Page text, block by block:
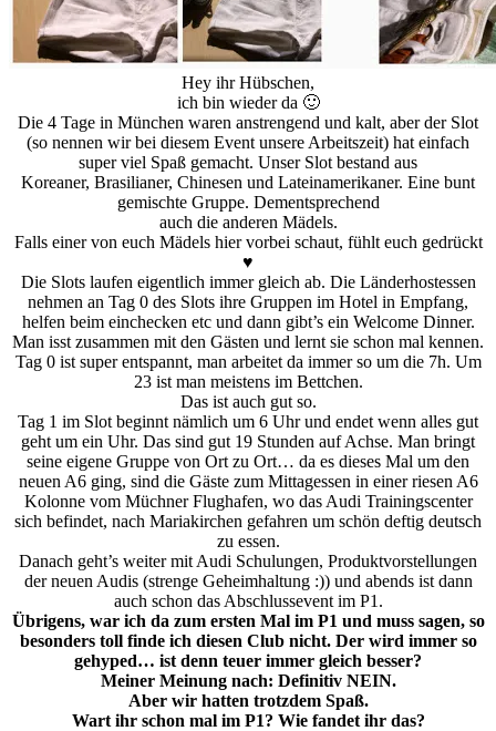
Hey ihr Hübschen,
ich bin wieder da 🙂
Die 4 Tage in München waren anstrengend und kalt, aber der Slot
(so nennen wir bei diesem Event unsere Arbeitszeit) hat einfach
super viel Spaß gemacht. Unser Slot bestand aus
Koreaner, Brasilianer, Chinesen und Lateinamerikaner. Eine bunt
gemischte Gruppe. Dementsprechend
auch die anderen Mädels.
Falls einer von euch Mädels hier vorbei schaut, fühlt euch gedrückt
♥
Die Slots laufen eigentlich immer gleich ab. Die Länderhostessen
nehmen an Tag 0 des Slots ihre Gruppen im Hotel in Empfang,
helfen beim einchecken etc und dann gibt’s ein Welcome Dinner.
Man isst zusammen mit den Gästen und lernt sie schon mal kennen.
Tag 0 ist super entspannt, man arbeitet da immer so um die 7h. Um
23 ist man meistens im Bettchen.
Das ist auch gut so.
Tag 1 im Slot beginnt nämlich um 6 Uhr und endet wenn alles gut
geht um ein Uhr. Das sind gut 19 Stunden auf Achse. Man bringt
seine eigene Gruppe von Ort zu Ort… da es dieses Mal um den
neuen A6 ging, sind die Gäste zum Mittagessen in einer riesen A6
Kolonne vom Müchner Flughafen, wo das Audi Trainingscenter
sich befindet, nach Mariakirchen gefahren um schön deftig deutsch
zu essen.
Danach geht’s weiter mit Audi Schulungen, Produktvorstellungen
der neuen Audis (strenge Geheimhaltung :)) und abends ist dann
auch schon das Abschlussevent im P1.
Übrigens, war ich da zum ersten Mal im P1 und muss sagen, so
besonders toll finde ich diesen Club nicht. Der wird immer so
gehyped… ist denn teuer immer gleich besser?
Meiner Meinung nach: Definitiv NEIN.
Aber wir hatten trotzdem Spaß.
Wart ihr schon mal im P1? Wie fandet ihr das?